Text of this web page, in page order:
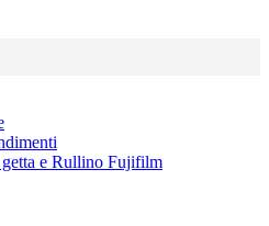
getta e Rullino Fujifilm